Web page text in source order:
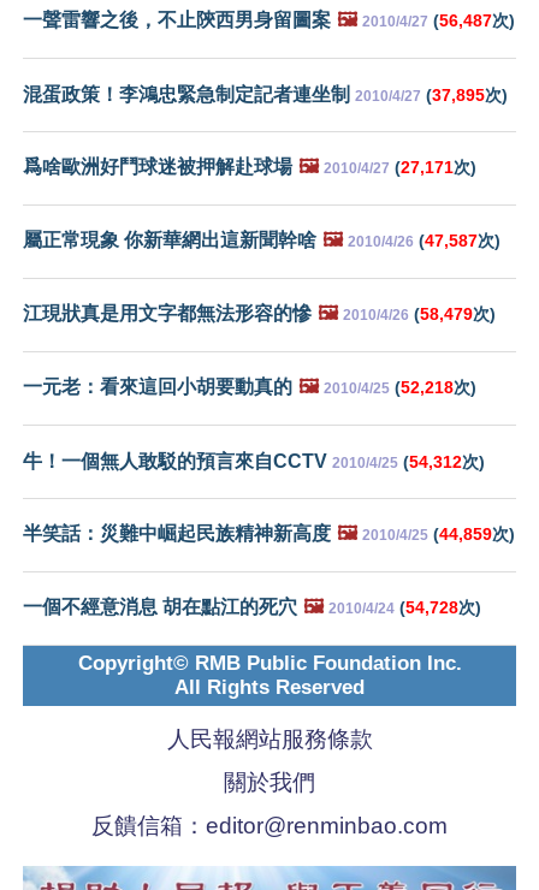
一聲雷響之後，不止陝西男身留圖案 🖼️ 2010/4/27 (56,487次)
混蛋政策！李鴻忠緊急制定記者連坐制 2010/4/27 (37,895次)
爲啥歐洲好鬥球迷被押解赴球場 🖼️ 2010/4/27 (27,171次)
屬正常現象 你新華網出這新聞幹啥 🖼️ 2010/4/26 (47,587次)
江現狀真是用文字都無法形容的慘 🖼️ 2010/4/26 (58,479次)
一元老：看來這回小胡要動真的 🖼️ 2010/4/25 (52,218次)
牛！一個無人敢駁的預言來自CCTV 2010/4/25 (54,312次)
半笑話：災難中崛起民族精神新高度 🖼️ 2010/4/25 (44,859次)
一個不經意消息 胡在點江的死穴 🖼️ 2010/4/24 (54,728次)
Copyright© RMB Public Foundation Inc.
All Rights Reserved
人民報網站服務條款
關於我們
反饋信箱： editor@renminbao.com